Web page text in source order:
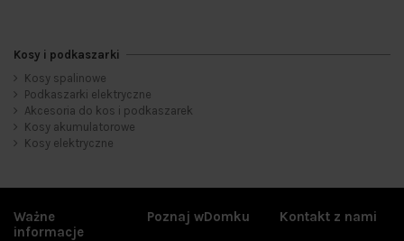
Kategorie
Akcesoria do kos i podkaszarek
Kosy spalinowe
zł
Kosy i podkaszarki
Kosy spalinowe
Podkaszarki elektryczne
Akcesoria do kos i podkaszarek
Kosy akumulatorowe
Kosy elektryczne
Ważne
informacje
Poznaj wDomku Kontakt z nami